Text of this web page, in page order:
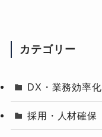
カテゴリー
DX・業務効率化
採用・人材確保